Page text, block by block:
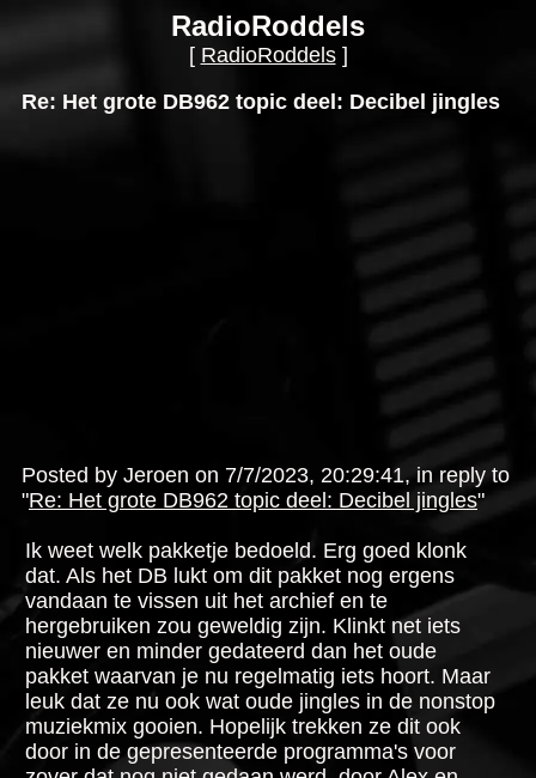
RadioRoddels
[ RadioRoddels]
Re: Het grote DB962 topic deel: Decibel jingles
Posted by Jeroen on 7/7/2023, 20:29:41, in reply to
"Re: Het grote DB962 topic deel: Decibel jingles"
Ik weet welk pakketje bedoeld. Erg goed klonk
dat. Als het DB lukt om dit pakket nog ergens
vandaan te vissen uit het archief en te
hergebruiken zou geweldig zijn. Klinkt net iets
nieuwer en minder gedateerd dan het oude
pakket waarvan je nu regelmatig iets hoort. Maar
leuk dat ze nu ook wat oude jingles in de nonstop
muziekmix gooien. Hopelijk trekken ze dit ook
door in de gepresenteerde programma's voor